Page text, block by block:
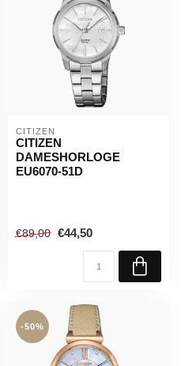
CITIZEN
CITIZEN
DAMESHORLOGE
EU6070-51D
€89,00 €44,50
-50%